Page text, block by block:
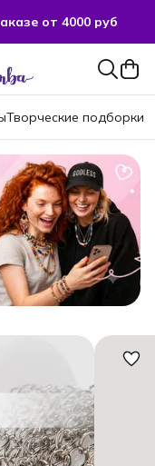
от 4000 руб
от 4000 руб
Творческие подборки